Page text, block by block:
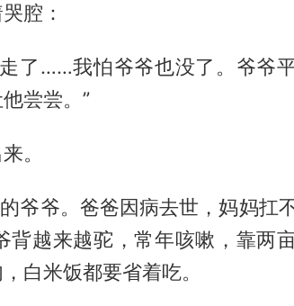
腔：
了……我怕爷爷也没了。爷爷
尝尝。”
。
爷爷。爸爸因病去世，妈妈扛
背越来越驼，常年咳嗽，靠两
白米饭都要省着吃。